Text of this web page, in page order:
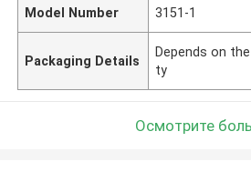
Model Number 3151-1
Packaging Details
Depends on
ty
Осмотрите